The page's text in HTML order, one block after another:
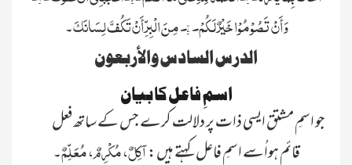
وَأَنْ تَصُوْمُوْا خَیْرٌ لَکُمْ۔ ۷۔مِنَ الْبِرِّ أَنْ تَکُفَّ لِسَانَکَ
۔
الدرس السادس والأربعون
اسمِ فاعل کا بیان
جو اسمِ مشتق ایسی ذات پر دلالت کرے جس کے ساتھ فعل
قائم ہواُسے اسمِ فاعل کہتے ہیں:آکِلٌ، مُکْرِمٌ، مُعَلِّمٌ۔